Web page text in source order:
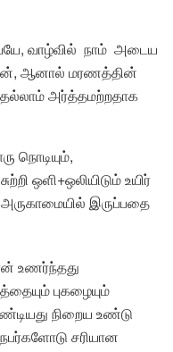
வாழ்வில் நாம் அடைய
ஆனால் மரணத்தின்
அர்த்தமற்றதாக
நொடியும்,
ஒளி+ஒலியிடும் உயிர்
இருப்பதை
உணர்ந்தது
புகழையும்
நிறைய உண்டு
சரியான